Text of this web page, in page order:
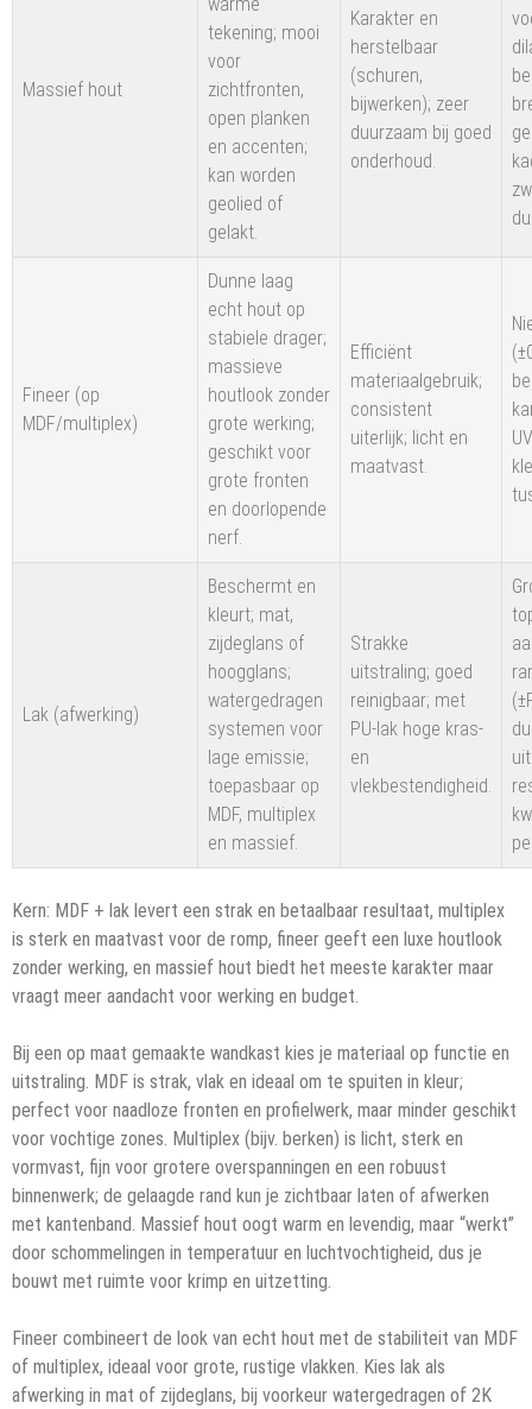
Massief hout
warme
tekening; mooi
voor
zichtfronten,
open planken
en accenten;
kan worden
geolied of
gelakt.
Karakter en
herstelbaar
(schuren,
bijwerken); zeer
duurzaam bij goed
onderhoud.
Fineer (op
MDF/multiplex)
Dunne laag
echt hout op
stabiele drager;
massieve
houtlook zonder
grote werking;
geschikt voor
grote fronten
en doorlopende
nerf.
Efficiënt
materiaalgebruik;
consistent
uiterlijk; licht en
maatvast.
Lak (afwerking)
Beschermt en
kleurt; mat,
zijdeglans of
hoogglans;
watergedragen
systemen voor
lage emissie;
toepasbaar op
MDF, multiplex
en massief.
Strakke
uitstraling; goed
reinigbaar; met
PU-lak hoge kras-
en
vlekbestendigheid.
Kern: MDF + lak levert een strak en betaalbaar resultaat, multiplex
is sterk en maatvast voor de romp, fineer geeft een luxe houtlook
zonder werking, en massief hout biedt het meeste karakter maar
vraagt meer aandacht voor werking en budget.
Bij een op maat gemaakte wandkast kies je materiaal op functie en
uitstraling. MDF is strak, vlak en ideaal om te spuiten in kleur;
perfect voor naadloze fronten en profielwerk, maar minder geschikt
voor vochtige zones. Multiplex (bijv. berken) is licht, sterk en
vormvast, fijn voor grotere overspanningen en een robuust
binnenwerk; de gelaagde rand kun je zichtbaar laten of afwerken
met kantenband. Massief hout oogt warm en levendig, maar “werkt”
door schommelingen in temperatuur en luchtvochtigheid, dus je
bouwt met ruimte voor krimp en uitzetting.
Fineer combineert de look van echt hout met de stabiliteit van MDF
of multiplex, ideaal voor grote, rustige vlakken. Kies lak als
afwerking in mat of zijdeglans, bij voorkeur watergedragen of 2K